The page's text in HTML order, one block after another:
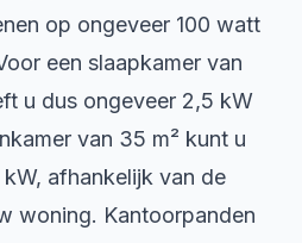
op ongeveer 100 watt
een slaapkamer van
u dus ongeveer 2,5 kW
van 35 m² kunt u
afhankelijk van de
woning. Kantoorpanden